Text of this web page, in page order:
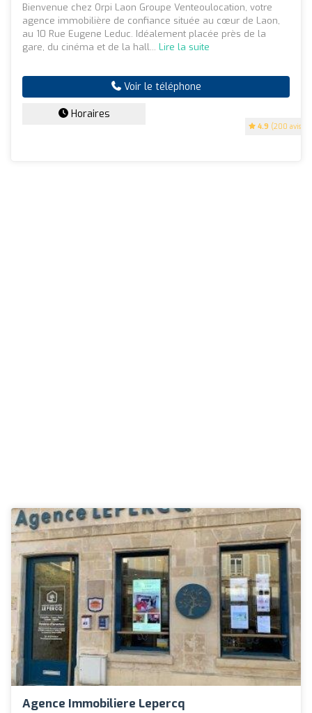
4.9 (200 avis)
Bienvenue chez Orpi Laon Groupe Venteoulocation, votre
agence immobilière de confiance située au cœur de Laon,
au 10 Rue Eugene Leduc. Idéalement placée près de la
gare, du cinéma et de la hall... Lire la suite
Voir le téléphone
Horaires
Agence Immobiliere Lepercq